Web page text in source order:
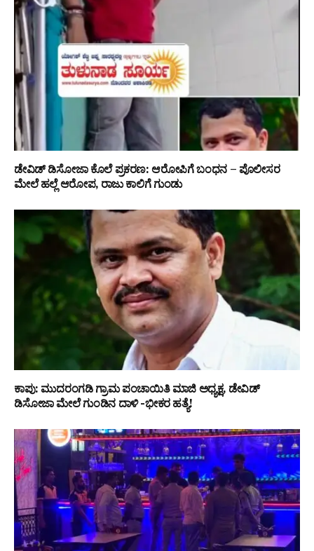
ಡೇವಿಡ್ ಡಿಸೋಜಾ ಕೊಲೆ ಪ್ರಕರಣ: ಆರೋಪಿಗೆ ಬಂಧನ – ಪೊಲೀಸರ
ಮೇಲೆ ಹಲ್ಲೆ ಆರೋಪ, ರಾಜು ಕಾಲಿಗೆ ಗುಂಡು
ಕಾಪು: ಮುದರಂಗಡಿ ಗ್ರಾಮ ಪಂಚಾಯಿತಿ ಮಾಜಿ ಅಧ್ಯಕ್ಷ, ಡೇವಿಡ್
ಡಿಸೋಜಾ ಮೇಲೆ ಗುಂಡಿನ ದಾಳಿ -ಭೀಕರ ಹತ್ಯೆ!